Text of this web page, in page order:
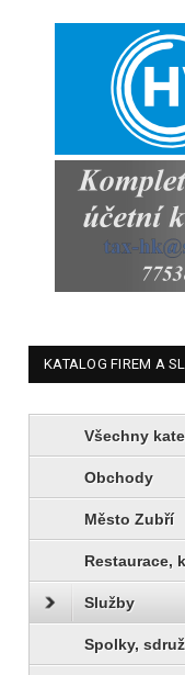
KATALOG FIREM A
Všechny
Obchody
Město Zubří
Restaurace,
Služby
Spolky,